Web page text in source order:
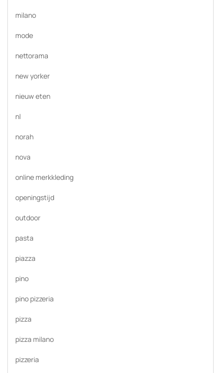
milano
mode
nettorama
new yorker
nieuw eten
nl
norah
nova
online merkkleding
openingstijd
outdoor
pasta
piazza
pino
pino pizzeria
pizza
pizza milano
pizzeria